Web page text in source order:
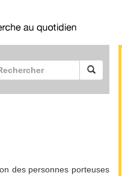
des personnes porteuses